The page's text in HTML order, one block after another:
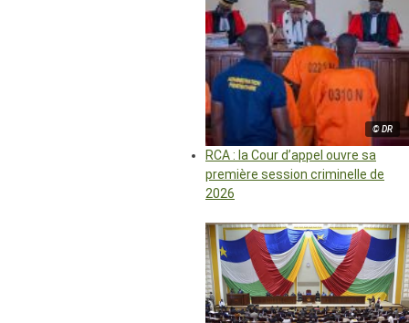
© DR
RCA : la Cour d’appel ouvre sa
première session criminelle de
2026